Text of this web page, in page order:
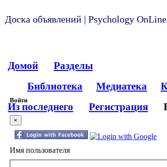
Доска объявлений | Psychology
Домой
Разделы
Библиотека
Медиатека
Из последнего
Регистрация
Войти
×
Имя пользователя